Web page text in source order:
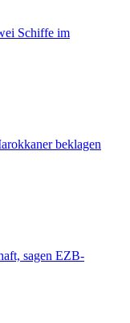
Schiffe im
beklagen
sagen EZB-